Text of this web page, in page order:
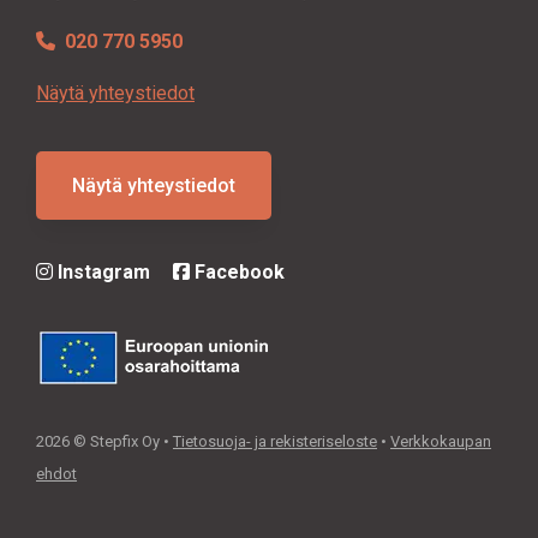
020 770 5950
Näytä yhteystiedot
Näytä yhteystiedot
Instagram Facebook
2026 © Stepfix Oy • Tietosuoja- ja rekisteriseloste • Verkkokaupan
ehdot